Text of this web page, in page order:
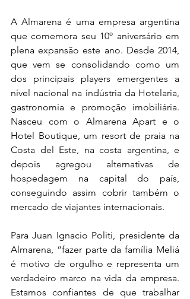
A Almarena é uma empresa argentina
que comemora seu 10º aniversário em
plena expansão este ano. Desde 2014,
que vem se consolidando como um
dos principais players emergentes a
nível nacional na indústria da Hotelaria,
gastronomia e promoção imobiliária.
Nasceu com o Almarena Apart e o
Hotel Boutique, um resort de praia na
Costa del Este, na costa argentina, e
depois agregou alternativas de
hospedagem na capital do país,
conseguindo assim cobrir também o
mercado de viajantes internacionais.
Para Juan Ignacio Politi, presidente da
Almarena, “fazer parte da família Meliá
é motivo de orgulho e representa um
verdadeiro marco na vida da empresa.
Estamos confiantes de que trabalhar